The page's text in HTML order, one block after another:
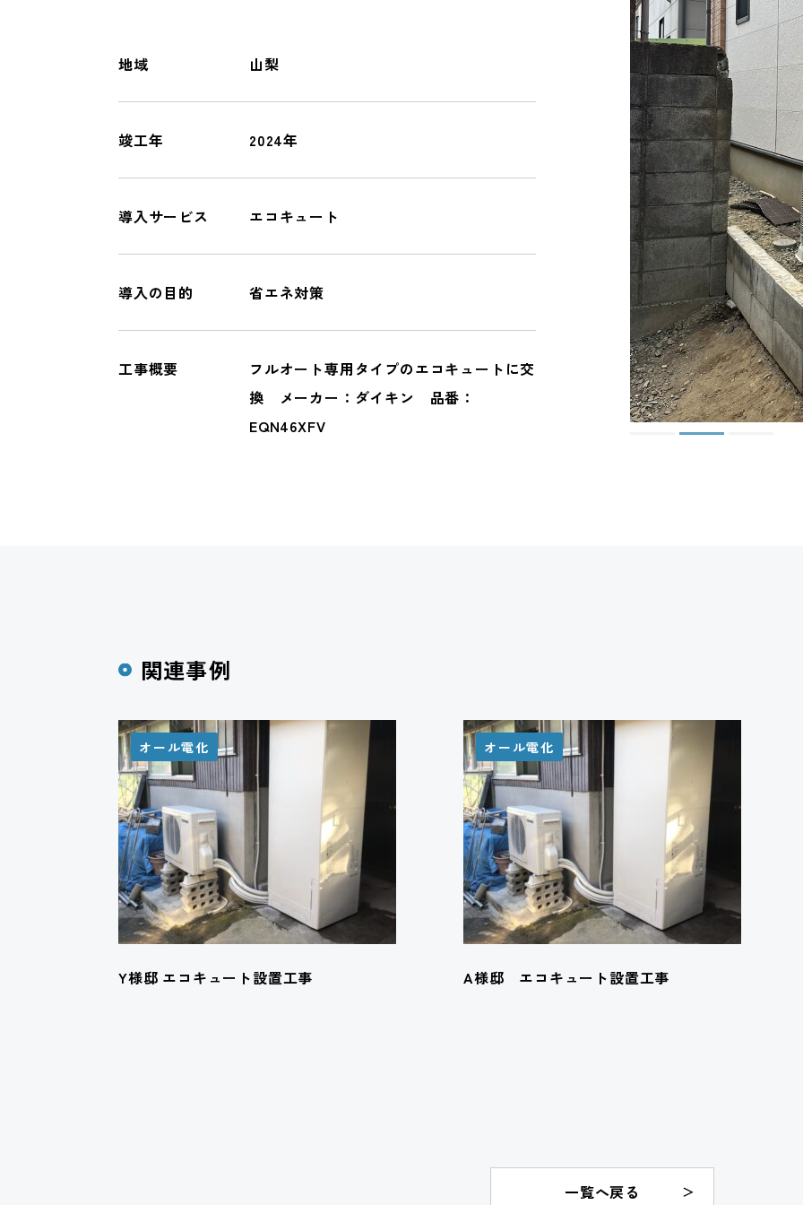
COMPANY
地域 山梨
竣工年 2024年
導入サービス エコキュート
導入の目的 省エネ対策
工事概要
フルオート専用タイプのエコキュートに交
換 メーカー：ダイキン 品番：
EQN46XFV
関連事例
オール電化
Y様邸 エコキュート設置工事
オール電化
A様邸 エコキュート設置工事
一覧へ戻る